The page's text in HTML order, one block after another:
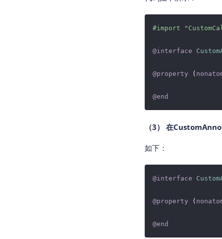
#import
@interface
@property (
@end
（3） 在
如下：
@interface
@property (
@end